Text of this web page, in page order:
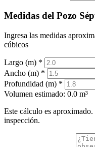
Medidas del Pozo
Ingresa las medidas
cúbicos
Largo (m) *
Ancho (m) *
Profundidad (m) *
Volumen estimado: 0.0 m³
Este cálculo es
inspección.